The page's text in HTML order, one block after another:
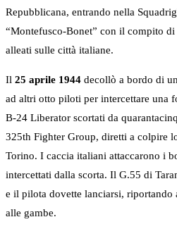
Repubblicana, entrando nella
“Montefusco-Bonet” con il compito
alleati sulle città italiane.
Il 25 aprile 1944 decollò a bordo di
ad altri otto piloti per intercettare una
B-24 Liberator scortati da
325th Fighter Group, diretti a colpire
Torino. I caccia italiani attaccarono i
intercettati dalla scorta. Il G.55 di
e il pilota dovette lanciarsi,
alle gambe.